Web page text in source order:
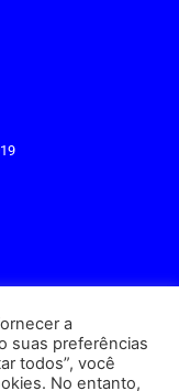
a
suas preferências
todos”, você
No entanto,